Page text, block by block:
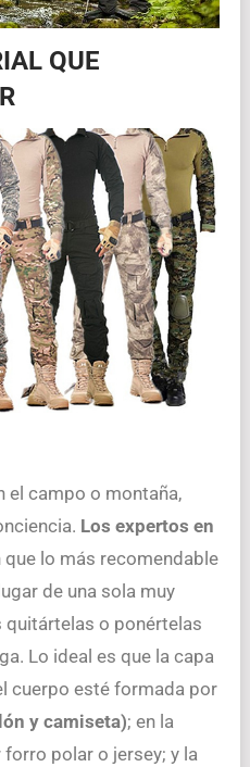
QUE
el campo o montaña,
Los expertos en
que lo más recomendable
de una sola muy
quitártelas o ponértelas
Lo ideal es que la capa
cuerpo esté formada por
y camiseta); en la
polar o jersey; y la